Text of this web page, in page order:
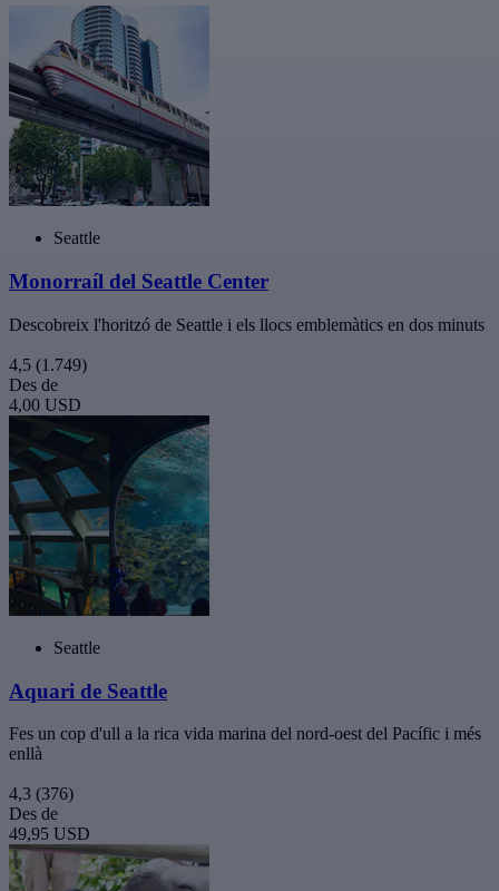
Seattle
Monorraíl del Seattle Center
Descobreix l'horitzó de Seattle i els llocs emblemàtics en dos minuts
4,5 (1.749)
Des de
4,00 USD
Seattle
Aquari de Seattle
Fes un cop d'ull a la rica vida marina del nord-oest del Pacífic i més
enllà
4,3 (376)
Des de
49,95 USD